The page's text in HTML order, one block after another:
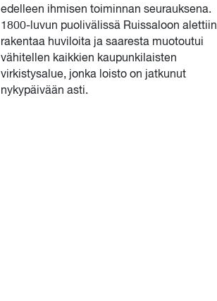
edelleen ihmisen toiminnan seurauksena.
1800-luvun puolivälissä Ruissaloon alettiin
rakentaa huviloita ja saaresta muotoutui
vähitellen kaikkien kaupunkilaisten
virkistysalue, jonka loisto on jatkunut
nykypäivään asti.